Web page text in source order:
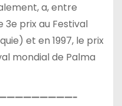
a, entre
3e prix au Festival
et en 1997, le prix
mondial de Palma